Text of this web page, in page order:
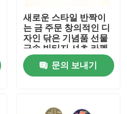
새로운 스타일 반짝이
는 금 주문 창의적인 디
자인 닦은 기념품 선물
금속 빈티지 셔츠 라펠
핀 브로치
문의 보내기